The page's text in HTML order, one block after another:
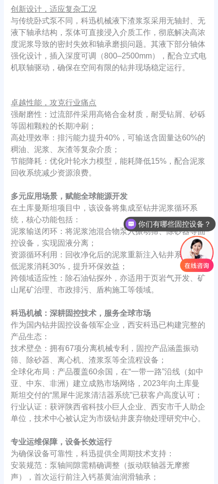
创新设计，适应复杂工况
与传统卧式泵不同，科迅机械液下渣浆泵采用无轴封、无
液下轴承结构，泵体可直接浸入介质工作，彻底解决高浓
度泥浆导致的密封失效和轴承磨损问题。其液下部分轴体
强化设计，插入深度可调（800–2500mm），配合立式电
机联轴驱动，确保在空间有限的钻井现场稳定运行。
卓越性能，攻克行业痛点
强耐磨性：过流部件采用高铬合金材质，耐受钻屑、砂砾
等固相颗粒的长期冲刷；
高处理效率：排污能力提升40%，可输送含固量达60%的
稠油、泥浆、灰渣等复杂介质；
节能降耗：优化叶轮水力模型，能耗降低15%，配合泥浆
回收系统减少资源浪费。
多元应用场景，赋能全球能源开发
在土库曼斯坦项目中，该设备将集成至钻井泥浆循环系
统，核心功能包括：
泥浆输送闭环：将泥浆池混合物泵入振动筛、除砂器等固
控设备，实现固液分离；
资源循环利用：回收净化后的泥浆重新注入钻井系统，降
低泥浆消耗30%，提升环保效益；
跨领域适应性：除石油钻探外，亦适用于页岩气开发、矿
山尾矿治理、市政排污、盾构施工等领域。
科迅机械：深耕固控技术，服务全球市场
作为国内钻井固控设备领军企业，西安科迅已构建完整的
产品生态：
技术壁垒：拥有67项分离机械专利，固控产品涵盖振动
筛、除砂器、离心机、渣浆泵等全流程设备；
全球化布局：产品覆盖60余国，在“一带一路”沿线（如中
亚、中东、非洲）建立成熟市场网络，2023年向土库曼
斯坦交付的“黑犀牛泥浆清洁器系统”已获客户高度认可；
行业认证：获评陕西省科技小巨人企业、西安市千人助企
单位，技术中心被认定为市级钻井废弃物处理研究中心。
专业运维保障，设备长效运行
为确保设备可靠性，科迅提供全周期技术支持：
安装规范：泵轴间隙需精确调整（扳动联轴器无摩擦
声），首次运行前注入钙基黄油润滑轴承；
你们有哪些固控设备？